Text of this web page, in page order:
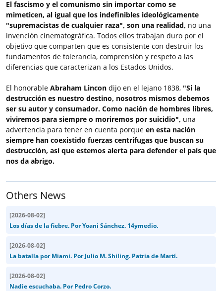
El fascismo y el comunismo sin importar como se
mimeticen, al igual que los indefinibles ideológicamente
"supremacistas de cualquier raza", son una realidad, no una
invención cinematográfica. Todos ellos trabajan duro por el
objetivo que comparten que es consistente con destruir los
fundamentos de tolerancia, comprensión y respeto a las
diferencias que caracterizan a los Estados Unidos.
El honorable Abraham Lincon dijo en el lejano 1838, "Si la
destrucción es nuestro destino, nosotros mismos debemos
ser su autor y consumador. Como nación de hombres libres,
viviremos para siempre o moriremos por suicidio", una
advertencia para tener en cuenta porque en esta nación
siempre han coexistido fuerzas centrifugas que buscan su
destrucción, así que estemos alerta para defender el país que
nos da abrigo.
Others News
[2026-08-02]
Los días de la fiebre. Por Yoani Sánchez. 14ymedio.
[2026-08-02]
La batalla por Miami. Por Julio M. Shiling. Patria de Martí.
[2026-08-02]
Nadie escuchaba. Por Pedro Corzo.